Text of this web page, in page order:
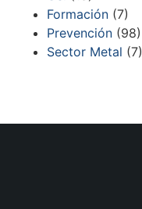
Formación (7)
Prevención (98)
Sector Metal (7)